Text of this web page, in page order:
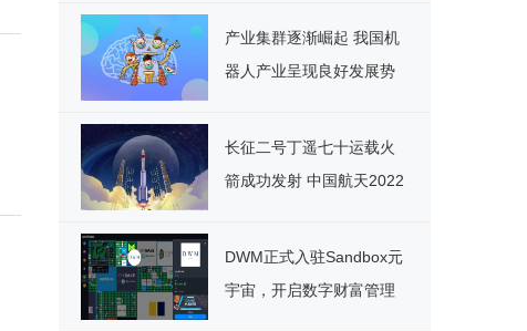
产业集群逐渐崛起 我国机
器人产业呈现良好发展势
长征二号丁遥七十运载火
箭成功发射 中国航天2022
DWM正式入驻Sandbox元
宇宙，开启数字财富管理